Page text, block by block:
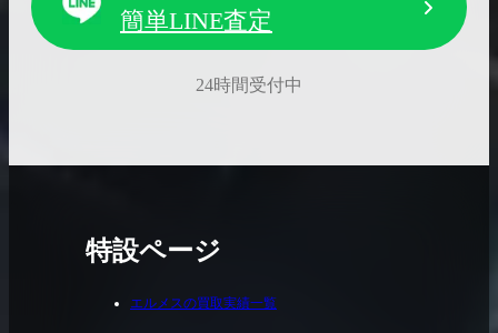
簡単LINE査定
24時間受付中
特設ページ
エルメスの買取実績一覧